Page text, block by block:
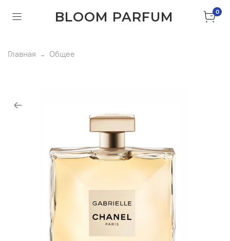
BLOOM PARFUM 0
Главная Общее